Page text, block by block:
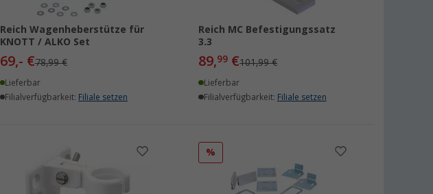
Reich Wagenheberstütze für
KNOTT / ALKO Set
69,- €78,99 €
Lieferbar
Filialverfügbarkeit: Filiale setzen
Reich MC Befestigungssatz
3.3
89,99 €101,99 €
Lieferbar
Filialverfügbarkeit: Filiale setzen
%